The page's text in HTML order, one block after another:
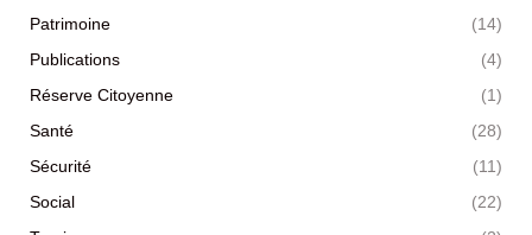
Patrimoine
(14)
Publications
(4)
Réserve Citoyenne
(1)
Santé
(28)
Sécurité
(11)
Social
(22)